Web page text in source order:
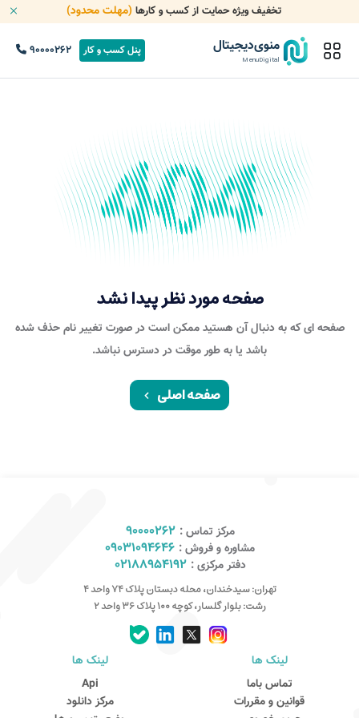
تخفیف ویژه حمایت از کسب و کارها(مهلت محدود)
منوی‌دیجیتال
MenuDigital
پنل کسب و کار 90000262
کارشناس مشاوره و فروش
جهت ارتباط در پیامرسان بله کلیک کنید
صفحه مورد نظر پیدا نشد
صفحه ای که به دنبال آن هستید ممکن است در صورت تغییر نام حذف شده
باشد یا به طور موقت در دسترس نباشد.
صفحه اصلی
مرکز تماس : 90000262
مشاوره و فروش : 09031094646
دفتر مرکزی : 02188954192
تهران: سیدخندان، محله دبستان پلاک ۷۴ واحد ۴
رشت: بلوار گلسار، کوچه ۱۰۰ پلاک ۳۶ واحد ۲
لینک ها
تماس باما
قوانین و مقررات
لینک ها
Api
مرکز دانلود